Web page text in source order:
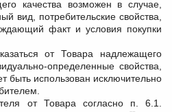
качества возможен в случае,
вид, потребительские свойства,
факт и условия покупки
от Товара надлежащего
определенные свойства,
быть использован исключительно
от Товара согласно п. 6.1.